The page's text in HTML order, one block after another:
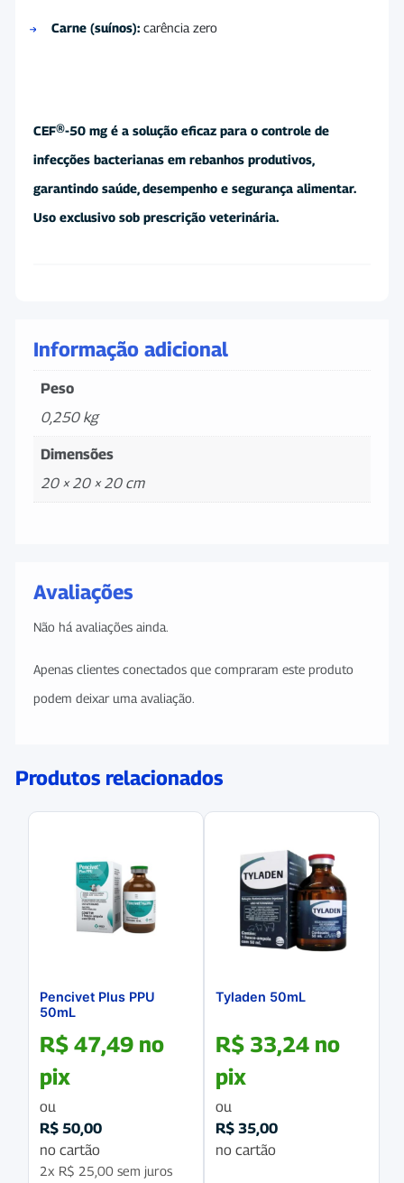
Carne (suínos): carência zero
CEF®-50 mg é a solução eficaz para o controle de
infecções bacterianas em rebanhos produtivos,
garantindo saúde, desempenho e segurança alimentar.
Uso exclusivo sob prescrição veterinária.
Informação adicional
Peso
0,250 kg
Dimensões
20 × 20 × 20 cm
Avaliações
Não há avaliações ainda.
Apenas clientes conectados que compraram este produto
podem deixar uma avaliação.
Produtos relacionados
Pencivet Plus PPU
50mL
R$ 47,49 no
pix
ou
R$ 50,00
no cartão
2x R$ 25,00 sem juros
Tyladen 50mL
R$ 33,24 no
pix
ou
R$ 35,00
no cartão